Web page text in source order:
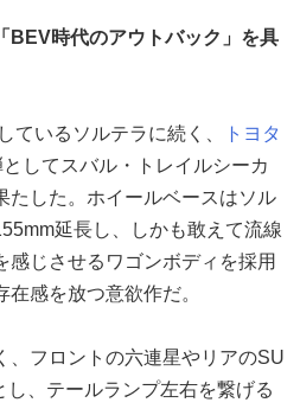
BEV時代のアウトバック」を具
ているソルテラに続く、
トヨタ
してスバル・トレイルシーカ
たした。ホイールベースはソル
延長し、しかも敢えて流線
感じさせるワゴンボディを採用
感を放つ意欲作だ。
、フロントの六連星やリアのSU
、テールランプ左右を繋げる